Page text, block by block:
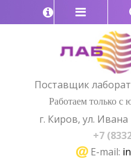
Поставщик
Работаем только
г. Киров, ул.
+7
E-mail: